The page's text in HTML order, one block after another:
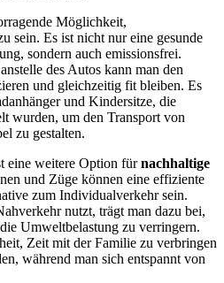
Möglichkeit,
sein. Es ist nicht nur eine gesunde
sondern auch emissionsfrei.
des Autos kann man den
und gleichzeitig fit bleiben. Es
und Kindersitze, die
wurden, um den Transport von
zu gestalten.
eine weitere Option fürnachhaltige
und Züge können eine effiziente
zum Individualverkehr sein.
nutzt, trägt man dazu bei,
Umweltbelastung zu verringern.
Zeit mit der Familie zu verbringen
während man sich entspannt von